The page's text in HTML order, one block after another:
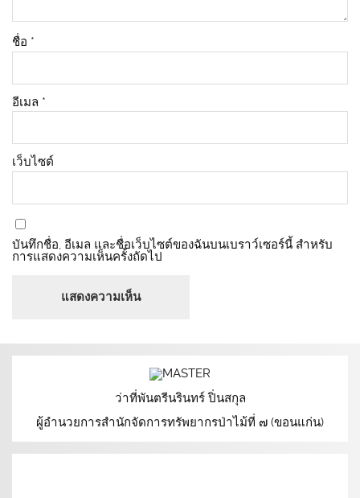
ชื่อ *
อีเมล *
เว็บไซต์
บันทึกชื่อ, อีเมล และชื่อเว็บไซต์ของฉันบนเบราว์เซอร์นี้ สำหรับ
การแสดงความเห็นครั้งถัดไป
ว่าที่พันตรีนรินทร์ ปิ่นสกุล
ผู้อำนวยการสำนักจัดการทรัพยากรป่าไม้ที่ ๗ (ขอนแก่น)